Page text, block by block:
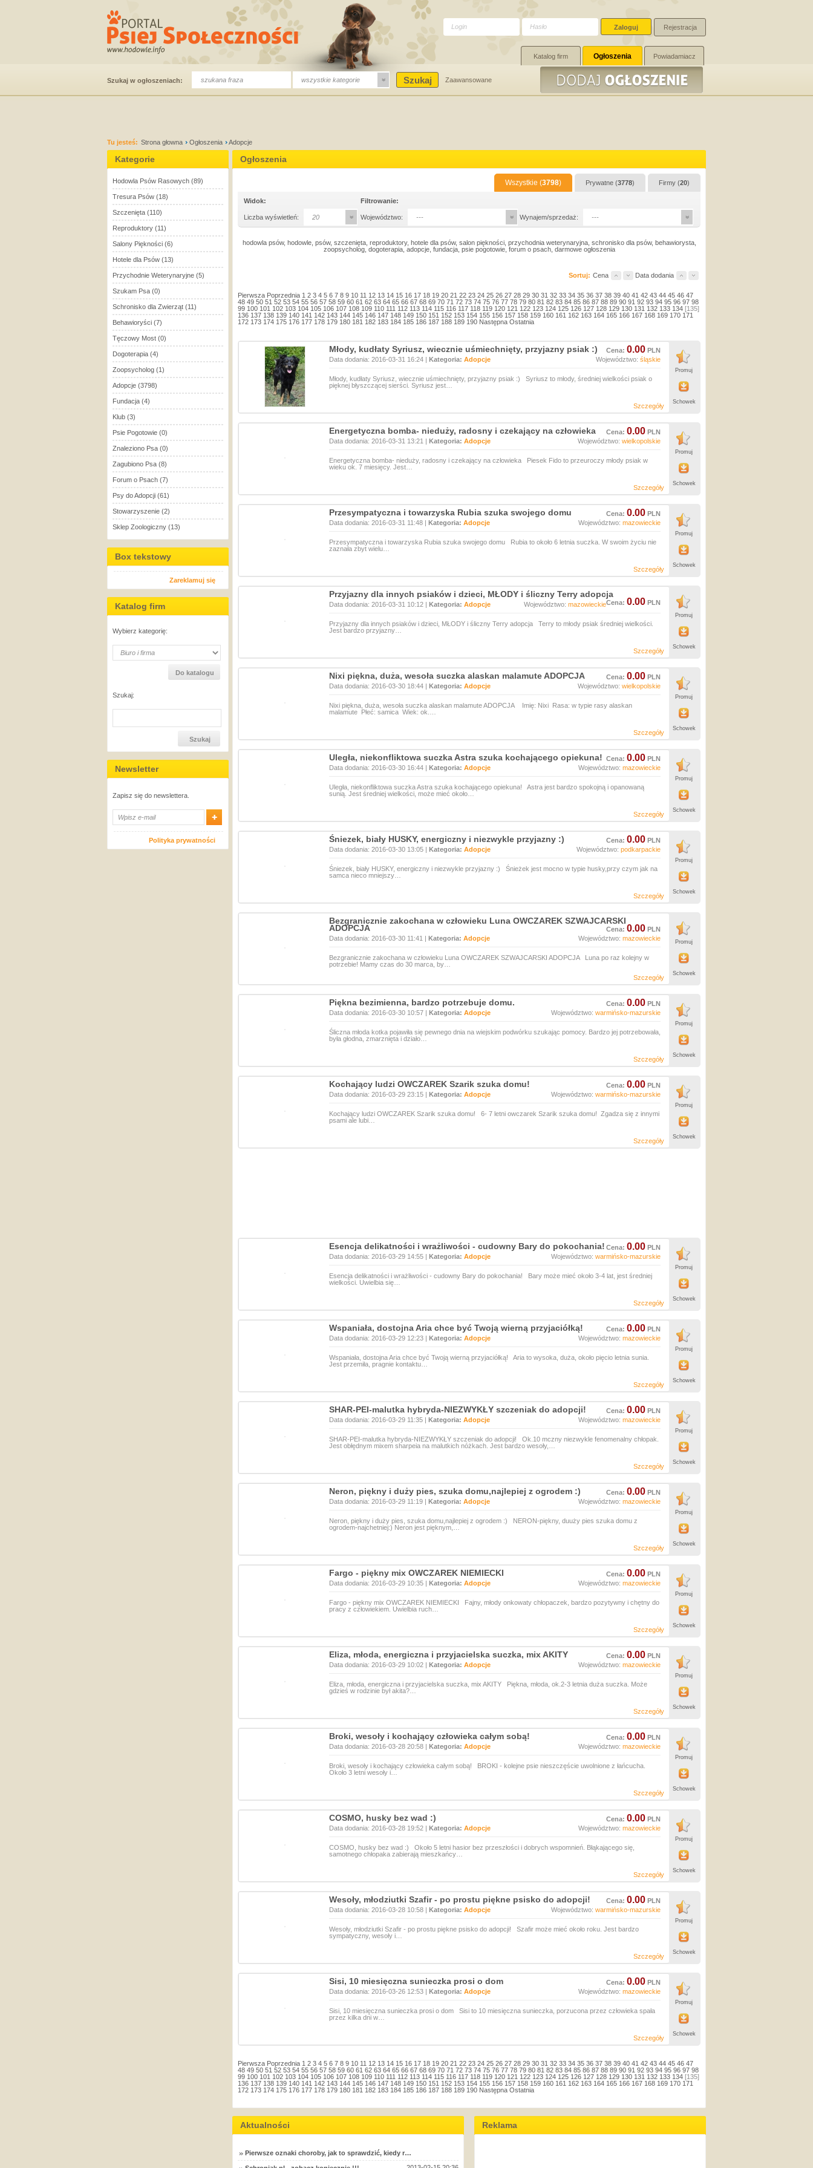
Rejestracja
Szukaj w ogłoszeniach: wszystkie kategorie Zaawansowane
Powiadamiacz
Ogłoszenia
Katalog firm
Tu jesteś: Strona głowna Ogłoszenia Adopcje
Kategorie
Hodowla Psów Rasowych (89)
Tresura Psów (18)
Szczenięta (110)
Reproduktory (11)
Salony Piękności (6)
Hotele dla Psów (13)
Przychodnie Weterynaryjne (5)
Szukam Psa (0)
Schronisko dla Zwierząt (11)
Behawioryści (7)
Tęczowy Most (0)
Dogoterapia (4)
Zoopsycholog (1)
Adopcje (3798)
Fundacja (4)
Klub (3)
Psie Pogotowie (0)
Znaleziono Psa (0)
Zagubiono Psa (8)
Forum o Psach (7)
Psy do Adopcji (61)
Stowarzyszenie (2)
Sklep Zoologiczny (13)
Box tekstowy
Zareklamuj się
Katalog firm
Wybierz kategorię:
Szukaj:
Newsletter
Zapisz się do newslettera.
Polityka prywatności
Ogłoszenia
Wszystkie (3798) Prywatne (3778) Firmy (20)
Widok:
Liczba wyświetleń: 20
Filtrowanie:
Województwo: --- Wynajem/sprzedaż: ---
hodowla psów, hodowle, psów, szczenięta, reproduktory, hotele dla psów, salon piękności, przychodnia weterynaryjna, schronisko dla psów, behawiorysta,
zoopsycholog, dogoterapia, adopcje, fundacja, psie pogotowie, forum o psach, darmowe ogłoszenia
Sortuj: Cena Data dodania
Pierwsza Poprzednia 1 2 3 4 5 6 7 8 9 10 11 12 13 14 15 16 17 18 19 20 21 22 23 24 25 26 27 28 29 30 31 32 33 34 35 36 37 38 39 40 41 42 43 44 45 46 47
48 49 50 51 52 53 54 55 56 57 58 59 60 61 62 63 64 65 66 67 68 69 70 71 72 73 74 75 76 77 78 79 80 81 82 83 84 85 86 87 88 89 90 91 92 93 94 95 96 97 98
99 100 101 102 103 104 105 106 107 108 109 110 111 112 113 114 115 116 117 118 119 120 121 122 123 124 125 126 127 128 129 130 131 132 133 134 [135]
136 137 138 139 140 141 142 143 144 145 146 147 148 149 150 151 152 153 154 155 156 157 158 159 160 161 162 163 164 165 166 167 168 169 170 171
172 173 174 175 176 177 178 179 180 181 182 183 184 185 186 187 188 189 190 Następna Ostatnia
Młody, kudłaty Syriusz, wiecznie uśmiechnięty, przyjazny psiak :) Cena: 0.00 PLN
Data dodania: 2016-03-31 16:24 | Kategoria: Adopcje Województwo: śląskie
Młody, kudłaty Syriusz, wiecznie uśmiechnięty, przyjazny psiak :) Syriusz to młody, średniej wielkości psiak o
pięknej błyszczącej sierści. Syriusz jest…
Szczegóły
Promuj
Schowek
Energetyczna bomba- nieduży, radosny i czekający na człowieka Cena: 0.00 PLN
Data dodania: 2016-03-31 13:21 | Kategoria: Adopcje Województwo: wielkopolskie
Energetyczna bomba- nieduży, radosny i czekający na człowieka Piesek Fido to przeuroczy młody psiak w
wieku ok. 7 miesięcy. Jest…
Szczegóły
Promuj
Schowek
Przesympatyczna i towarzyska Rubia szuka swojego domu Cena: 0.00 PLN
Data dodania: 2016-03-31 11:48 | Kategoria: Adopcje Województwo: mazowieckie
Przesympatyczna i towarzyska Rubia szuka swojego domu Rubia to około 6 letnia suczka. W swoim życiu nie
zaznała zbyt wielu…
Szczegóły
Promuj
Schowek
Przyjazny dla innych psiaków i dzieci, MŁODY i śliczny Terry adopcja
Cena: 0.00 PLN
Data dodania: 2016-03-31 10:12 | Kategoria: Adopcje Województwo: mazowieckie
Przyjazny dla innych psiaków i dzieci, MŁODY i śliczny Terry adopcja Terry to młody psiak średniej wielkości.
Jest bardzo przyjazny…
Szczegóły
Promuj
Schowek
Nixi piękna, duża, wesoła suczka alaskan malamute ADOPCJA Cena: 0.00 PLN
Data dodania: 2016-03-30 18:44 | Kategoria: Adopcje Województwo: wielkopolskie
Nixi piękna, duża, wesoła suczka alaskan malamute ADOPCJA Imię: Nixi Rasa: w typie rasy alaskan
malamute Płeć: samica Wiek: ok.…
Szczegóły
Promuj
Schowek
Uległa, niekonfliktowa suczka Astra szuka kochającego opiekuna! Cena: 0.00 PLN
Data dodania: 2016-03-30 16:44 | Kategoria: Adopcje Województwo: mazowieckie
Uległa, niekonfliktowa suczka Astra szuka kochającego opiekuna! Astra jest bardzo spokojną i opanowaną
sunią. Jest średniej wielkości, może mieć około…
Szczegóły
Promuj
Schowek
Śniezek, biały HUSKY, energiczny i niezwykle przyjazny :) Cena: 0.00 PLN
Data dodania: 2016-03-30 13:05 | Kategoria: Adopcje Województwo: podkarpackie
Śniezek, biały HUSKY, energiczny i niezwykle przyjazny :) Śnieżek jest mocno w typie husky,przy czym jak na
samca nieco mniejszy…
Szczegóły
Promuj
Schowek
Bezgranicznie zakochana w człowieku Luna OWCZAREK SZWAJCARSKI
ADOPCJA Cena: 0.00 PLN
Data dodania: 2016-03-30 11:41 | Kategoria: Adopcje Województwo: mazowieckie
Bezgranicznie zakochana w człowieku Luna OWCZAREK SZWAJCARSKI ADOPCJA Luna po raz kolejny w
potrzebie! Mamy czas do 30 marca, by…
Szczegóły
Promuj
Schowek
Piękna bezimienna, bardzo potrzebuje domu. Cena: 0.00 PLN
Data dodania: 2016-03-30 10:57 | Kategoria: Adopcje Województwo: warmińsko-mazurskie
Śliczna młoda kotka pojawiła się pewnego dnia na wiejskim podwórku szukając pomocy. Bardzo jej potrzebowała,
była głodna, zmarznięta i działo…
Szczegóły
Promuj
Schowek
Kochający ludzi OWCZAREK Szarik szuka domu! Cena: 0.00 PLN
Data dodania: 2016-03-29 23:15 | Kategoria: Adopcje Województwo: warmińsko-mazurskie
Kochający ludzi OWCZAREK Szarik szuka domu! 6- 7 letni owczarek Szarik szuka domu! Zgadza się z innymi
psami ale lubi…
Szczegóły
Promuj
Schowek
Esencja delikatności i wrażliwości - cudowny Bary do pokochania! Cena: 0.00 PLN
Data dodania: 2016-03-29 14:55 | Kategoria: Adopcje Województwo: warmińsko-mazurskie
Esencja delikatności i wrażliwości - cudowny Bary do pokochania! Bary może mieć około 3-4 lat, jest średniej
wielkości. Uwielbia się…
Szczegóły
Promuj
Schowek
Wspaniała, dostojna Aria chce być Twoją wierną przyjaciółką! Cena: 0.00 PLN
Data dodania: 2016-03-29 12:23 | Kategoria: Adopcje Województwo: mazowieckie
Wspaniała, dostojna Aria chce być Twoją wierną przyjaciółką! Aria to wysoka, duża, około pięcio letnia sunia.
Jest przemiła, pragnie kontaktu…
Szczegóły
Promuj
Schowek
SHAR-PEI-malutka hybryda-NIEZWYKŁY szczeniak do adopcji! Cena: 0.00 PLN
Data dodania: 2016-03-29 11:35 | Kategoria: Adopcje Województwo: mazowieckie
SHAR-PEI-malutka hybryda-NIEZWYKŁY szczeniak do adopcji! Ok.10 mczny niezwykle fenomenalny chłopak.
Jest obłędnym mixem sharpeia na malutkich nóżkach. Jest bardzo wesoły,…
Szczegóły
Promuj
Schowek
Neron, piękny i duży pies, szuka domu,najlepiej z ogrodem :) Cena: 0.00 PLN
Data dodania: 2016-03-29 11:19 | Kategoria: Adopcje Województwo: mazowieckie
Neron, piękny i duży pies, szuka domu,najlepiej z ogrodem :) NERON-piękny, duuży pies szuka domu z
ogrodem-najchetniej:) Neron jest pięknym,…
Szczegóły
Promuj
Schowek
Fargo - piękny mix OWCZAREK NIEMIECKI Cena: 0.00 PLN
Data dodania: 2016-03-29 10:35 | Kategoria: Adopcje Województwo: mazowieckie
Fargo - piękny mix OWCZAREK NIEMIECKI Fajny, młody onkowaty chłopaczek, bardzo pozytywny i chętny do
pracy z człowiekiem. Uwielbia ruch…
Szczegóły
Promuj
Schowek
Eliza, młoda, energiczna i przyjacielska suczka, mix AKITY Cena: 0.00 PLN
Data dodania: 2016-03-29 10:02 | Kategoria: Adopcje Województwo: mazowieckie
Eliza, młoda, energiczna i przyjacielska suczka, mix AKITY Piękna, młoda, ok.2-3 letnia duża suczka. Może
gdzieś w rodzinie był akita?…
Szczegóły
Promuj
Schowek
Broki, wesoły i kochający człowieka całym sobą! Cena: 0.00 PLN
Data dodania: 2016-03-28 20:58 | Kategoria: Adopcje Województwo: mazowieckie
Broki, wesoły i kochający człowieka całym sobą! BROKI - kolejne psie nieszczęście uwolnione z łańcucha.
Około 3 letni wesoły i…
Szczegóły
Promuj
Schowek
COSMO, husky bez wad :) Cena: 0.00 PLN
Data dodania: 2016-03-28 19:52 | Kategoria: Adopcje Województwo: mazowieckie
COSMO, husky bez wad :) Około 5 letni hasior bez przeszłości i dobrych wspomnień. Błąkającego się,
samotnego chłopaka zabierają mieszkańcy…
Szczegóły
Promuj
Schowek
Wesoły, młodziutki Szafir - po prostu piękne psisko do adopcji! Cena: 0.00 PLN
Data dodania: 2016-03-28 10:58 | Kategoria: Adopcje Województwo: warmińsko-mazurskie
Wesoły, młodziutki Szafir - po prostu piękne psisko do adopcji! Szafir może mieć około roku. Jest bardzo
sympatyczny, wesoły i…
Szczegóły
Promuj
Schowek
Sisi, 10 miesięczna sunieczka prosi o dom Cena: 0.00 PLN
Data dodania: 2016-03-26 12:53 | Kategoria: Adopcje Województwo: mazowieckie
Sisi, 10 miesięczna sunieczka prosi o dom Sisi to 10 miesięczna sunieczka, porzucona przez człowieka spała
przez kilka dni w…
Szczegóły
Promuj
Schowek
Pierwsza Poprzednia 1 2 3 4 5 6 7 8 9 10 11 12 13 14 15 16 17 18 19 20 21 22 23 24 25 26 27 28 29 30 31 32 33 34 35 36 37 38 39 40 41 42 43 44 45 46 47
48 49 50 51 52 53 54 55 56 57 58 59 60 61 62 63 64 65 66 67 68 69 70 71 72 73 74 75 76 77 78 79 80 81 82 83 84 85 86 87 88 89 90 91 92 93 94 95 96 97 98
99 100 101 102 103 104 105 106 107 108 109 110 111 112 113 114 115 116 117 118 119 120 121 122 123 124 125 126 127 128 129 130 131 132 133 134 [135]
136 137 138 139 140 141 142 143 144 145 146 147 148 149 150 151 152 153 154 155 156 157 158 159 160 161 162 163 164 165 166 167 168 169 170 171
172 173 174 175 176 177 178 179 180 181 182 183 184 185 186 187 188 189 190 Następna Ostatnia
Aktualności
Pierwsze oznaki choroby, jak to sprawdzić, kiedy r…
Reklama